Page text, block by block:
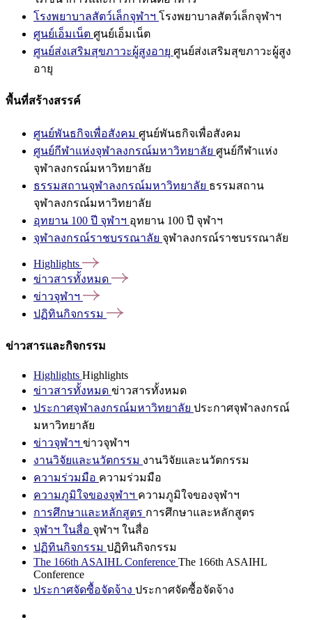
โรงพยาบาลสัตว์เล็กจุฬาฯ โรงพยาบาลสัตว์เล็กจุฬาฯ
ศูนย์เอ็มเน็ต ศูนย์เอ็มเน็ต
ศูนย์ส่งเสริมสุขภาวะผู้สูงอายุ ศูนย์ส่งเสริมสุขภาวะผู้สูง
อายุ
พื้นที่สร้างสรรค์
ศูนย์พันธกิจเพื่อสังคม ศูนย์พันธกิจเพื่อสังคม
ศูนย์กีฬาแห่งจุฬาลงกรณ์มหาวิทยาลัย ศูนย์กีฬาแห่ง
จุฬาลงกรณ์มหาวิทยาลัย
ธรรมสถานจุฬาลงกรณ์มหาวิทยาลัย ธรรมสถาน
จุฬาลงกรณ์มหาวิทยาลัย
อุทยาน 100 ปี จุฬาฯ อุทยาน 100 ปี จุฬาฯ
จุฬาลงกรณ์ราชบรรณาลัย จุฬาลงกรณ์ราชบรรณาลัย
Highlights
ข่าวสารทั้งหมด
ข่าวจุฬาฯ
ปฏิทินกิจกรรม
ข่าวสารและกิจกรรม
Highlights Highlights
ข่าวสารทั้งหมด ข่าวสารทั้งหมด
ประกาศจุฬาลงกรณ์มหาวิทยาลัย ประกาศจุฬาลงกรณ์
มหาวิทยาลัย
ข่าวจุฬาฯ ข่าวจุฬาฯ
งานวิจัยและนวัตกรรม งานวิจัยและนวัตกรรม
ความร่วมมือ ความร่วมมือ
ความภูมิใจของจุฬาฯ ความภูมิใจของจุฬาฯ
การศึกษาและหลักสูตร การศึกษาและหลักสูตร
จุฬาฯ ในสื่อ จุฬาฯ ในสื่อ
ปฏิทินกิจกรรม ปฏิทินกิจกรรม
The 166th ASAIHL Conference The 166th ASAIHL
Conference
ประกาศจัดซื้อจัดจ้าง ประกาศจัดซื้อจัดจ้าง